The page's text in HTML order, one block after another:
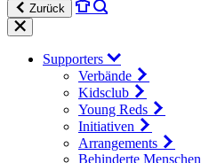
Zurück
Supporters
Verbände
Kidsclub
Young Reds
Initiativen
Arrangements
Behinderte Menschen